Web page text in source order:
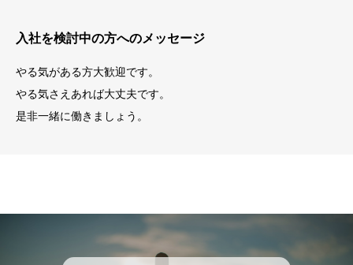
入社を検討中の方へのメッセージ
やる気がある方大歓迎です。
やる気さえあれば大丈夫です。
是非一緒に働きましょう。